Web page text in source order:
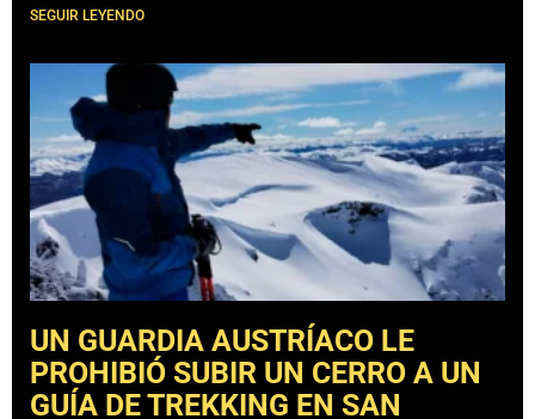
SEGUIR LEYENDO
UN GUARDIA AUSTRÍACO LE
PROHIBIÓ SUBIR UN CERRO A UN
GUÍA DE TREKKING EN SAN